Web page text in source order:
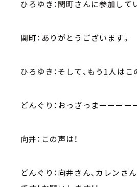
ひろゆき：関町さんに参加して
関町：ありがとうございます。
ひろゆき：そして、もう1人はこ
どんぐり：おっざっまーーーー
向井：この声は！
どんぐり：向井さん、カレンさ